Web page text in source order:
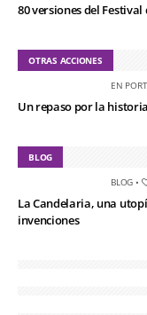
80 versiones del Festival
OTRAS ACCIONES
EN
Un repaso por la
BLOG
BLOG •
La Candelaria, una
invenciones